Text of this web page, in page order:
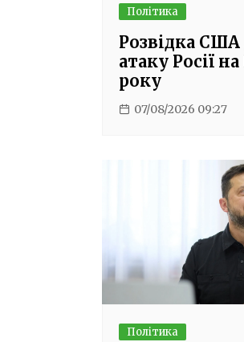
Політика
Розвідка
атаку Росії
року
07/08/2026 09:27
Політика